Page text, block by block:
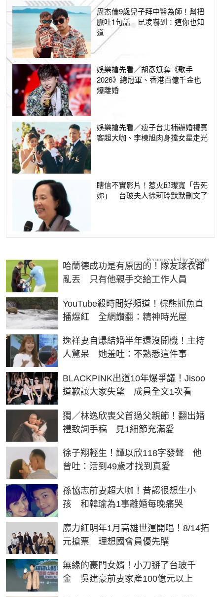
周杰倫9歲兒子拜中醫為師！幫把
脈吐1句話 昆凌嚇到：這你也知
道
娛樂搶先看／胡彥斌奪《歌手
2026》總冠軍、香港百億千金也
爆離婚
娛樂搶先看／瘦子台北補辦婚禮賓
客超大咖、李棟旭肉身擋女星走光
瞎信不實影片！惹火邱瓈寬「告死
妳」 台玻夫人徐莉玲默默刪文了
哈蘭德成功是有原因的！隊友球衣都
亂丟 只有他親手交給工作人員
YouTube殺時間好頻道！棕熊抓魚直
播爆紅 全網讚翻：精神時光屋
逸祥妻自爆結婚半年還沒開機！主持
人驚呆 她羞吐：不熟悉這件事
BLACKPINK出道10年爆爭議！Jisoo
道歉讓大家失望 成員全文1次看
獨／林逸欣喪父首過父親節！翻出婚
禮致詞手稿 見1細節充滿愛
徐子翔輕生！譚以欣118字發聲 他
曾吐：活到49歲才找到真愛
孫協志前妻超大咖！昔認很想生小
孩 和韓瑜為1事離婚每晚痛哭
魔力紅明年1月高雄世運開唱！8/14拓
元搶票 理想國會員優先購
無緣的豪門女婿！小刀掰了台玻千
金 吳建豪前妻家產100億元以上
Recommended by